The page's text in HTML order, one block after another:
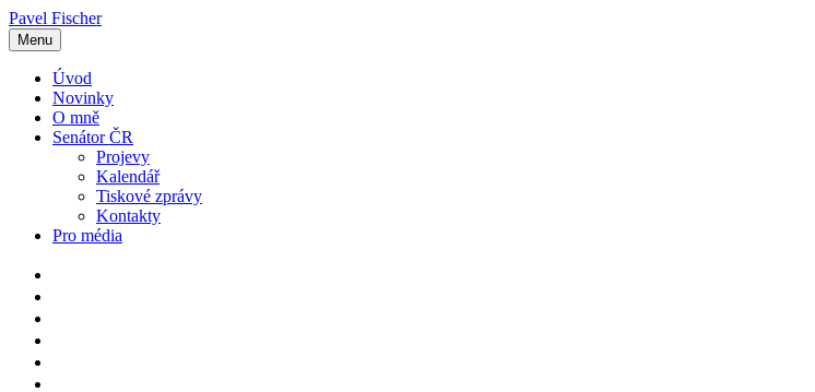
Pavel Fischer
Menu
Úvod
Novinky
O mně
Senátor ČR
Projevy
Kalendář
Tiskové zprávy
Kontakty
Pro média